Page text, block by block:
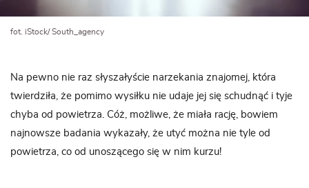
fot. iStock/ South_agency
Na pewno nie raz słyszałyście narzekania znajomej, która
twierdziła, że pomimo wysiłku nie udaje jej się schudnąć i tyje
chyba od powietrza. Cóż, możliwe, że miała rację, bowiem
najnowsze badania wykazały, że utyć można nie tyle od
powietrza, co od unoszącego się w nim kurzu!